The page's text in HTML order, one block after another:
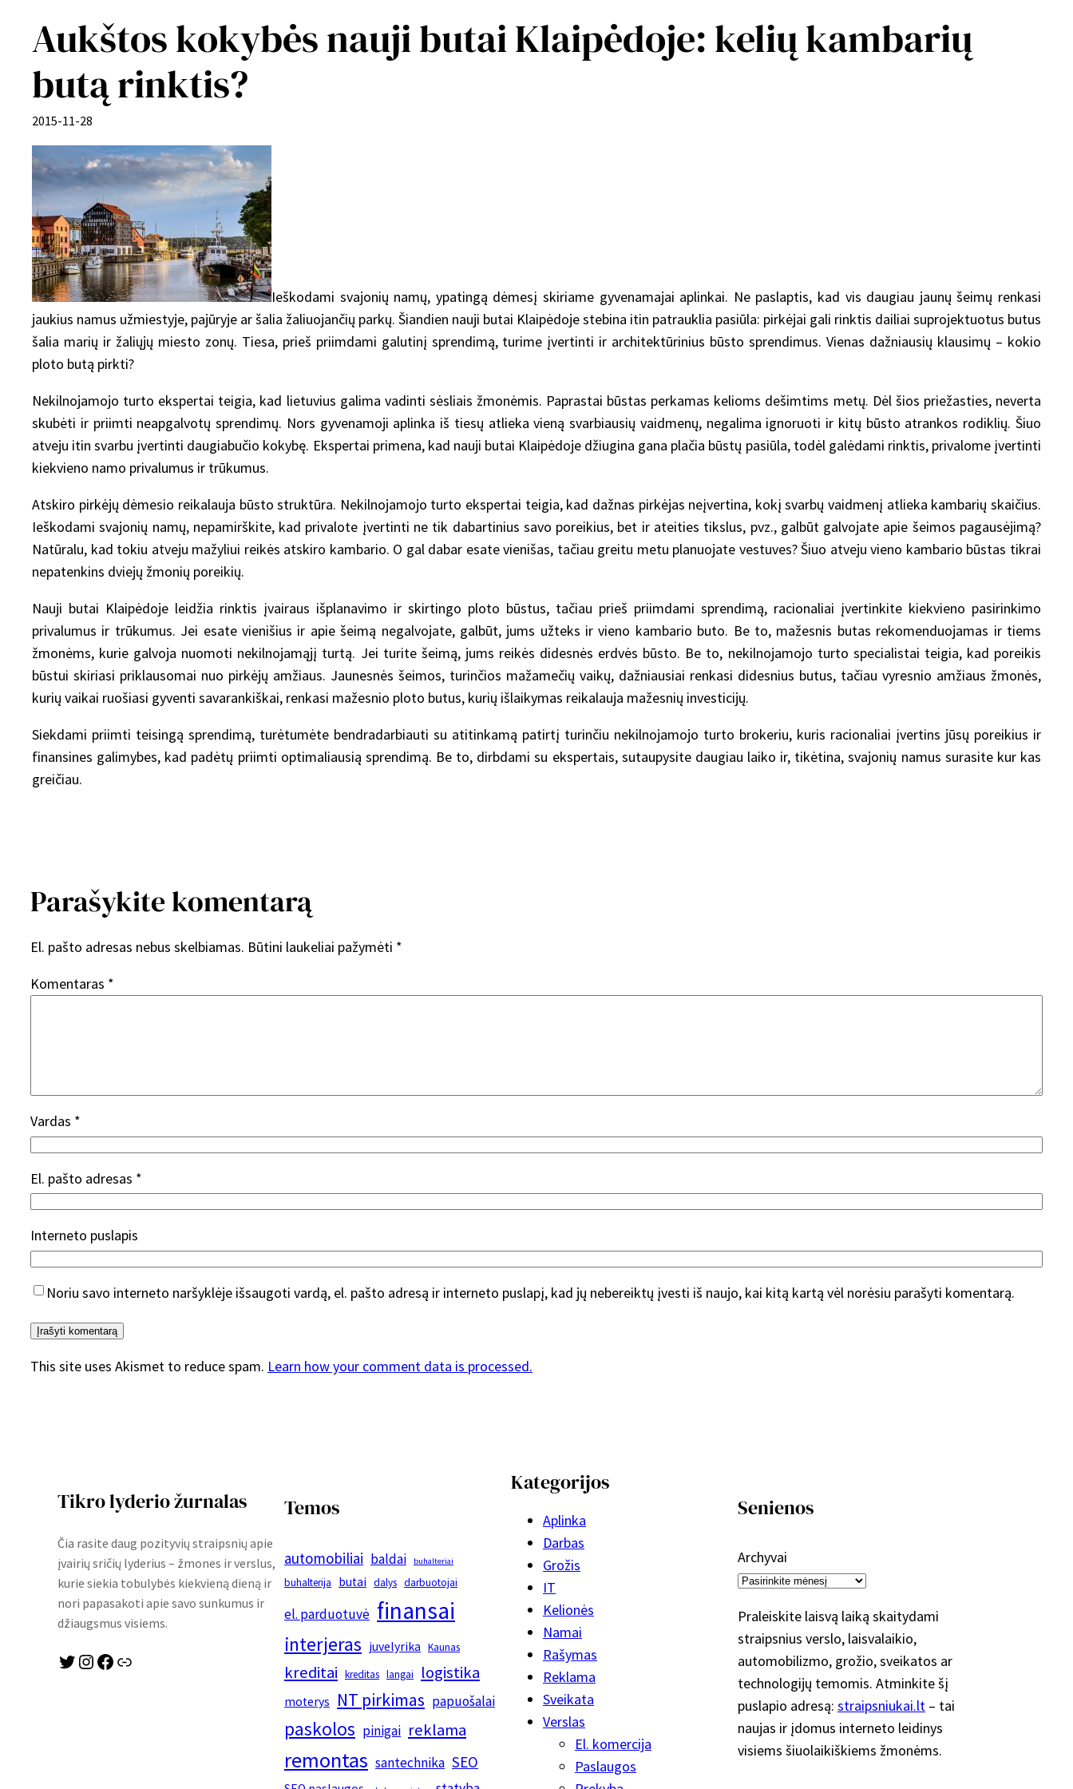
Aukštos kokybės nauji butai Klaipėdoje: kelių kambarių
butą rinktis?
2015-11-28
Ieškodami svajonių namų, ypatingą dėmesį skiriame gyvenamajai aplinkai. Ne paslaptis, kad vis daugiau jaunų šeimų renkasi
jaukius namus užmiestyje, pajūryje ar šalia žaliuojančių parkų. Šiandien nauji butai Klaipėdoje stebina itin patrauklia pasiūla: pirkėjai gali rinktis dailiai suprojektuotus butus
šalia marių ir žaliųjų miesto zonų. Tiesa, prieš priimdami galutinį sprendimą, turime įvertinti ir architektūrinius būsto sprendimus. Vienas dažniausių klausimų – kokio
ploto butą pirkti?
Nekilnojamojo turto ekspertai teigia, kad lietuvius galima vadinti sėsliais žmonėmis. Paprastai būstas perkamas kelioms dešimtims metų. Dėl šios priežasties, neverta
skubėti ir priimti neapgalvotų sprendimų. Nors gyvenamoji aplinka iš tiesų atlieka vieną svarbiausių vaidmenų, negalima ignoruoti ir kitų būsto atrankos rodiklių. Šiuo
atveju itin svarbu įvertinti daugiabučio kokybę. Ekspertai primena, kad nauji butai Klaipėdoje džiugina gana plačia būstų pasiūla, todėl galėdami rinktis, privalome įvertinti
kiekvieno namo privalumus ir trūkumus.
Atskiro pirkėjų dėmesio reikalauja būsto struktūra. Nekilnojamojo turto ekspertai teigia, kad dažnas pirkėjas neįvertina, kokį svarbų vaidmenį atlieka kambarių skaičius.
Ieškodami svajonių namų, nepamirškite, kad privalote įvertinti ne tik dabartinius savo poreikius, bet ir ateities tikslus, pvz., galbūt galvojate apie šeimos pagausėjimą?
Natūralu, kad tokiu atveju mažyliui reikės atskiro kambario. O gal dabar esate vienišas, tačiau greitu metu planuojate vestuves? Šiuo atveju vieno kambario būstas tikrai
nepatenkins dviejų žmonių poreikių.
Nauji butai Klaipėdoje leidžia rinktis įvairaus išplanavimo ir skirtingo ploto būstus, tačiau prieš priimdami sprendimą, racionaliai įvertinkite kiekvieno pasirinkimo
privalumus ir trūkumus. Jei esate vienišius ir apie šeimą negalvojate, galbūt, jums užteks ir vieno kambario buto. Be to, mažesnis butas rekomenduojamas ir tiems
žmonėms, kurie galvoja nuomoti nekilnojamąjį turtą. Jei turite šeimą, jums reikės didesnės erdvės būsto. Be to, nekilnojamojo turto specialistai teigia, kad poreikis
būstui skiriasi priklausomai nuo pirkėjų amžiaus. Jaunesnės šeimos, turinčios mažamečių vaikų, dažniausiai renkasi didesnius butus, tačiau vyresnio amžiaus žmonės,
kurių vaikai ruošiasi gyventi savarankiškai, renkasi mažesnio ploto butus, kurių išlaikymas reikalauja mažesnių investicijų.
Siekdami priimti teisingą sprendimą, turėtumėte bendradarbiauti su atitinkamą patirtį turinčiu nekilnojamojo turto brokeriu, kuris racionaliai įvertins jūsų poreikius ir
finansines galimybes, kad padėtų priimti optimaliausią sprendimą. Be to, dirbdami su ekspertais, sutaupysite daugiau laiko ir, tikėtina, svajonių namus surasite kur kas
greičiau.
Parašykite komentarą
El. pašto adresas nebus skelbiamas. Būtini laukeliai pažymėti *
Komentaras *
Vardas *
El. pašto adresas *
Interneto puslapis
Noriu savo interneto naršyklėje išsaugoti vardą, el. pašto adresą ir interneto puslapį, kad jų nebereiktų įvesti iš naujo, kai kitą kartą vėl norėsiu parašyti komentarą.
This site uses Akismet to reduce spam. Learn how your comment data is processed.
Tikro lyderio žurnalas
Čia rasite daug pozityvių straipsnių apie
įvairių sričių lyderius – žmones ir verslus,
kurie siekia tobulybės kiekvieną dieną ir
nori papasakoti apie savo sunkumus ir
džiaugsmus visiems.
Twitter Instagram Facebook Link
Temos
automobiliai baldai buhalteriai
buhalterija butai dalys darbuotojai
el. parduotuvė finansai
interjeras juvelyrika Kaunas
kreditai kreditas langai logistika
moterys NT pirkimas papuošalai
paskolos pinigai reklama
remontas santechnika SEO
Kategorijos
Aplinka
Darbas
Grožis
IT
Kelionės
Namai
Rašymas
Reklama
Sveikata
Verslas
El. komercija
Paslaugos
Senienos
Archyvai
Praleiskite laisvą laiką skaitydami
straipsnius verslo, laisvalaikio,
automobilizmo, grožio, sveikatos ar
technologijų temomis. Atminkite šį
puslapio adresą: straipsniukai.lt – tai
naujas ir įdomus interneto leidinys
visiems šiuolaikiškiems žmonėms.